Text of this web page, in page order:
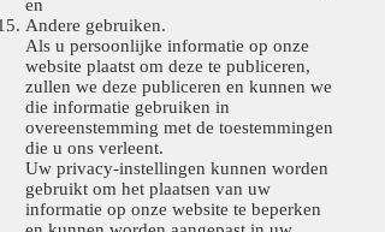
en
Andere gebruiken.
Als u persoonlijke informatie op onze
website plaatst om deze te publiceren,
zullen we deze publiceren en kunnen we
die informatie gebruiken in
overeenstemming met de toestemmingen
die u ons verleent.
Uw privacy-instellingen kunnen worden
gebruikt om het plaatsen van uw
informatie op onze website te beperken